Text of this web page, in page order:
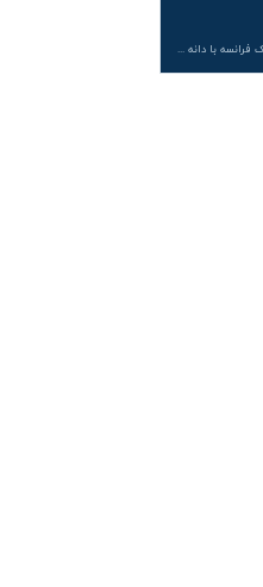
سیم جوش تنگستن کارباید Crushed مارتک فرانسه با دانه بندی های Madur 8205 و Madur 8208، سختی رسوب تا HV 2500، قابل اجرا با تورچ اکسی استیلن و سیم های Flexible Cord، برای پوشش های ضدسایش صنایع فولاد، معدن و ریخته گری ایده آل است.